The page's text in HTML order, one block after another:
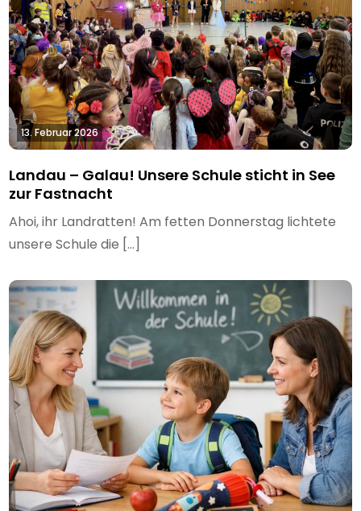
13. Februar 2026
Landau – Galau! Unsere Schule sticht in See
zur Fastnacht
Ahoi, ihr Landratten! Am fetten Donnerstag lichtete
unsere Schule die […]